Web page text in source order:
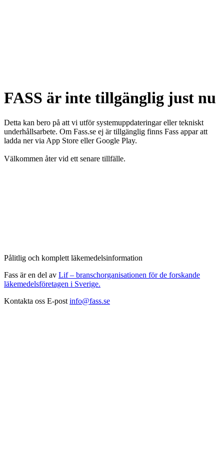
FASS är inte tillgänglig just nu
Detta kan bero på att vi utför systemuppdateringar eller tekniskt
underhållsarbete. Om Fass.se ej är tillgänglig finns Fass appar att
ladda ner via App Store eller Google Play.
Välkommen åter vid ett senare tillfälle.
Pålitlig och komplett läkemedelsinformation
Fass är en del av Lif – branschorganisationen för de forskande
läkemedelsföretagen i Sverige.
Kontakta oss E-post info@fass.se